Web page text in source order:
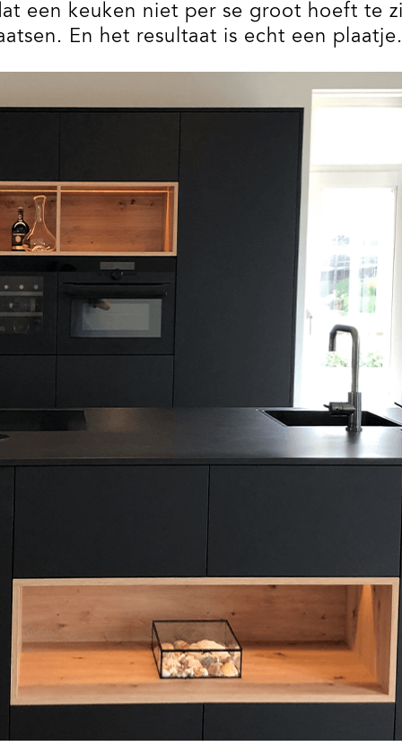
een keuken niet per se groot hoeft te
En het resultaat is echt een plaatje.